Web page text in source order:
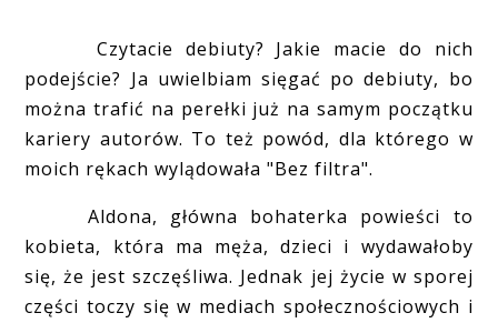
Czytacie debiuty? Jakie macie do nich
podejście? Ja uwielbiam sięgać po debiuty, bo
można trafić na perełki już na samym początku
kariery autorów. To też powód, dla którego w
moich rękach wylądowała "Bez filtra".
Aldona, główna bohaterka powieści to
kobieta, która ma męża, dzieci i wydawałoby
się, że jest szczęśliwa. Jednak jej życie w sporej
części toczy się w mediach społecznościowych i